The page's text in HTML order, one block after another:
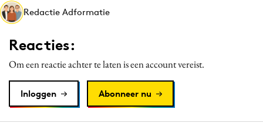
Media
Merkstrategie
PR
Programmatic
Reputatie & crisis
Redactie Adformatie
Reacties:
Om een reactie achter te laten is een account vereist.
Inloggen Abonneer nu